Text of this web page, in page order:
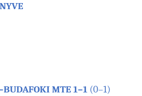
MTE 1–1 (0–1)